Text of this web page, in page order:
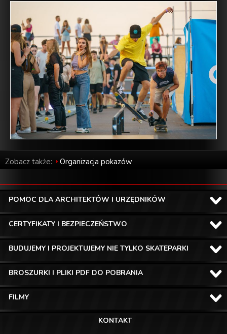
Zobacz także: Organizacja pokazów
POMOC DLA ARCHITEKTÓW I URZĘDNIKÓW
CERTYFIKATY I BEZPIECZEŃSTWO
BUDUJEMY I PROJEKTUJEMY NIE TYLKO SKATEPARKI
BROSZURKI I PLIKI PDF DO POBRANIA
FILMY
KONTAKT